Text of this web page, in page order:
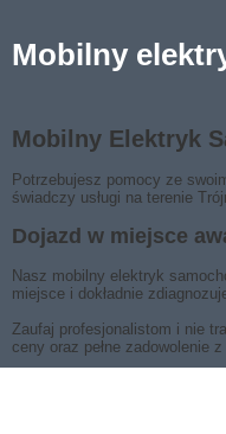
Mobilny
Mobilny Elektryk
Potrzebujesz pomocy ze
świadczy usługi na terenie
Dojazd w miejsce
Nasz mobilny elektryk
miejsce i dokładnie
Zaufaj profesjonalistom i nie
ceny oraz pełne zadowolenie